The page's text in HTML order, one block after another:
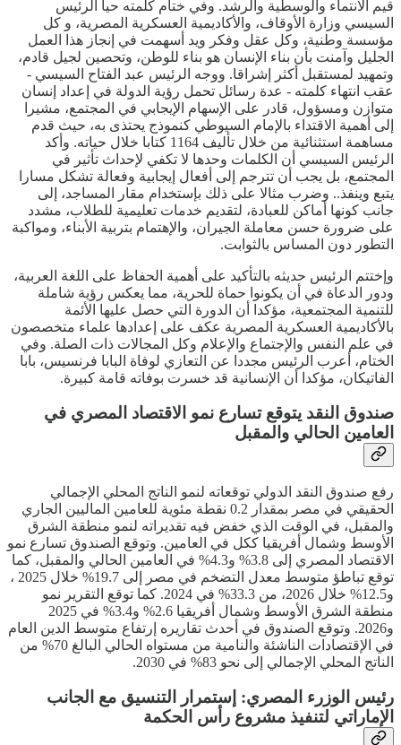
قيم الانتماء والوسطية والرشد. وفي ختام كلمته حيا الرئيس
السيسي وزارة الأوقاف، والأكاديمية العسكرية المصرية، و كل
مؤسسة وطنية، وكل عقل وفكر ويد أسهمت في إنجاز هذا العمل
الجليل وآمنت بأن بناء الإنسان هو بناء للوطن، وتحصين لجيل قادم،
وتمهيد لمستقبل أكثر إشراقا. ووجه الرئيس عبد الفتاح السيسي -
عقب انتهاء كلمته - عدة رسائل تحمل رؤية الدولة في إعداد إنسان
متوازن ومسؤول، قادر على الإسهام الإيجابي في المجتمع، مشيرا
إلى أهمية الاقتداء بالإمام السيوطي كنموذج يحتذى به، حيث قدم
مساهمة استثنائية من خلال تأليف 1164 كتابا خلال حياته. وأكد
الرئيس السيسي أن الكلمات وحدها لا تكفي لإحداث تأثير في
المجتمع، بل يجب أن تترجم إلى أفعال إيجابية وفعالة تشكل مسارا
يتبع وينفذ.. وضرب مثالا على ذلك بإستخدام مقار المساجد، إلى
جانب كونها أماكن للعبادة، لتقديم خدمات تعليمية للطلاب، مشدد
على ضرورة حسن معاملة الجيران، والإهتمام بتربية الأبناء، ومواكبة
التطور دون المساس بالثوابت.
وإختتم الرئيس حديثه بالتأكيد على أهمية الحفاظ على اللغة العربية،
ودور الدعاة في أن يكونوا حماة للحرية، مما يعكس رؤية شاملة
للتنمية المجتمعية، مؤكدا أن الدورة التي حصل عليها الأئمة
بالأكاديمية العسكرية المصرية عكف على إعدادها علماء متخصصون
في علم النفس والإجتماع والإعلام وكل المجالات ذات الصلة. وفي
الختام، أعرب الرئيس مجددا عن التعازي لوفاة البابا فرنسيس، بابا
الفاتيكان، مؤكدا أن الإنسانية قد خسرت بوفاته قامة كبيرة.
صندوق النقد يتوقع تسارع نمو الاقتصاد المصري في
العامين الحالي والمقبل
رفع صندوق النقد الدولي توقعاته لنمو الناتج المحلي الإجمالي
الحقيقي في مصر بمقدار 0.2 نقطة مئوية للعامين الماليين الجاري
والمقبل، في الوقت الذي خفض فيه تقديراته لنمو منطقة الشرق
الأوسط وشمال أفريقيا ككل في العامين. وتوقع الصندوق تسارع نمو
الاقتصاد المصري إلى 3.8% و4.3% في العامين الحالي والمقبل، كما
توقع تباطؤ متوسط معدل التضخم في مصر إلى 19.7% خلال 2025 ،
و12.5% خلال 2026، من 33.3% في 2024. كما توقع التقرير نمو
منطقة الشرق الأوسط وشمال أفريقيا 2.6% و3.4% في 2025
و2026. وتوقع الصندوق في أحدث تقاريره إرتفاع متوسط الدين العام
في الإقتصادات الناشئة والنامية من مستواه الحالي البالغ 70% من
الناتج المحلي الإجمالي إلى نحو 83% في 2030.
رئيس الوزرء المصري: إستمرار التنسيق مع الجانب
الإماراتي لتنفيذ مشروع رأس الحكمة